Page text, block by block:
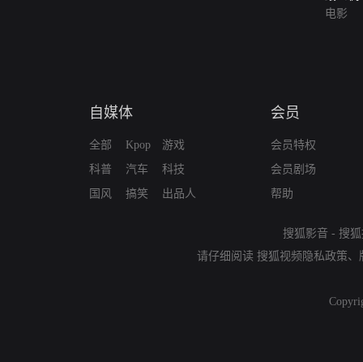
电影
自媒体
全部
科普
国风
Kpop
汽车
搞笑
游戏
科技
出品人
会员
会员特权
会员剧场
帮助
搜狐影音 - 搜
请仔细阅读 搜狐视频隐私政策、